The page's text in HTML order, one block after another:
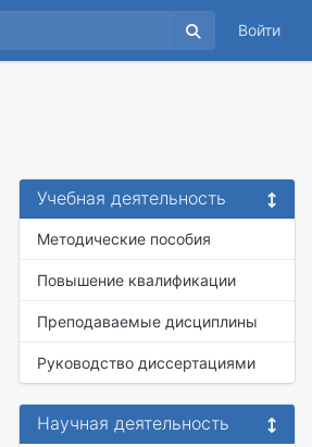
Войти
Учебная деятельность
Методические пособия
Повышение квалификации
Преподаваемые дисциплины
Руководство диссертациями
Научная деятельность